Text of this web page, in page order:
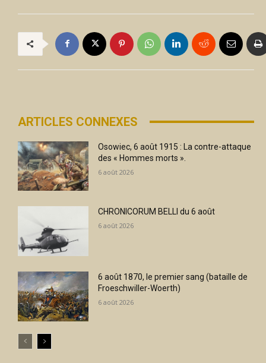
ARTICLES CONNEXES
Osowiec, 6 août 1915 : La contre-attaque
des « Hommes morts ».
6 août 2026
CHRONICORUM BELLI du 6 août
6 août 2026
6 août 1870, le premier sang (bataille de
Froeschwiller-Woerth)
6 août 2026